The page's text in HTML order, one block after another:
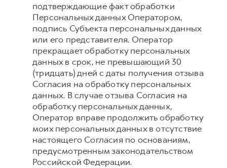
подтверждающие факт обработки
Персональных данных Оператором,
подпись Субъекта персональных данных
или его представителя. Оператор
прекращает обработку персональных
данных в срок, не превышающий 30
(тридцать) дней с даты получения отзыва
Согласия на обработку персональных
данных. В случае отзыва Согласия на
обработку персональных данных,
Оператор вправе продолжить обработку
моих персональных данных в отсутствие
настоящего Согласия по основаниям,
предусмотренным законодательством
Российской Федерации.